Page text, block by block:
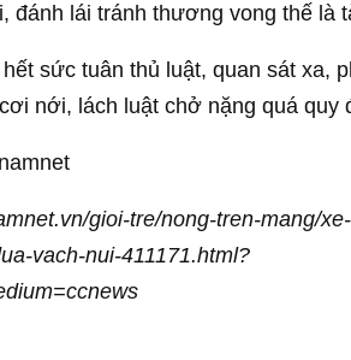
đánh lái tránh thương vong thế là
sức tuân thủ luật, quan sát xa,
nới, lách luật chở nặng quá quy
gioi-tre/nong-tren-mang/
vach-nui-411171.html?